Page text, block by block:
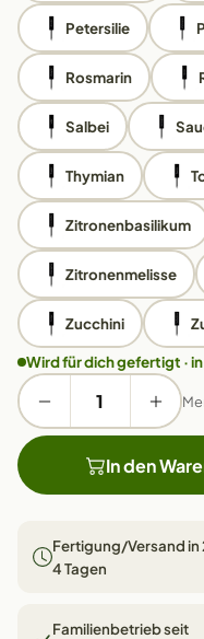
Petersilie
Rosmarin
Salbei
Thymian
Zitronenbasilikum
Zitronenmelisse
Zucchini
Wird für dich gefertigt ·
In den
Fertigung/Versand in
4 Tagen
Familienbetrieb seit